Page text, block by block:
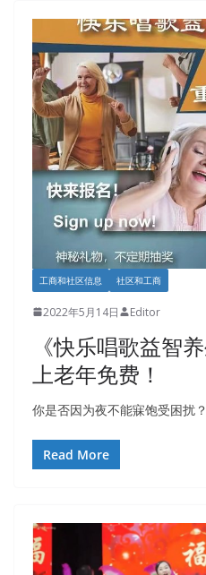
工商和社区信息 社区和工商
2022年5月14日 Editor
《快乐唱歌益智
上老年免费！
你是否因为夜不能寐饱受困扰
Read More